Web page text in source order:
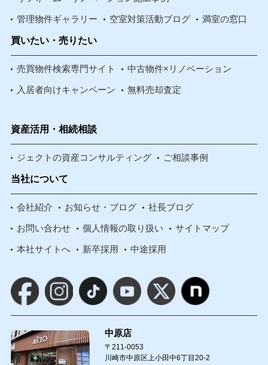
管理物件ギャラリー 空室対策活動ブログ 満室の窓口
買いたい・売りたい
売買物件検索専門サイト 中古物件×リノベーション
入居者向けキャンペーン 無料売却査定
資産活用・相続相談
ジェクトの資産コンサルティング ご相談事例
当社について
会社紹介 お知らせ・ブログ 社長ブログ
お問い合わせ 個人情報の取り扱い サイトマップ
本社サイトへ 新卒採用 中途採用
中原店
〒211-0053
川崎市中原区上小田中6丁目20-2